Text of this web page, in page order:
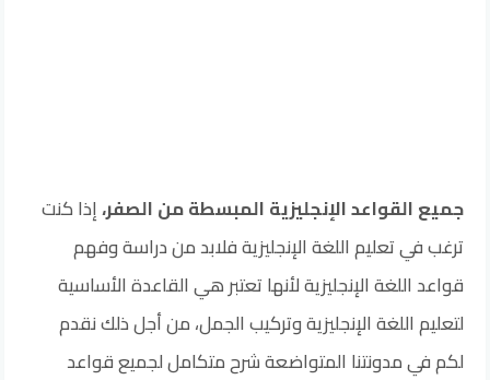
جميع القواعد الإنجليزية المبسطة من الصفر،إذا كنت
ترغب في تعليم اللغة الإنجليزية فلابد من دراسة وفهم
قواعد اللغة الإنجليزية لأنها تعتبر هي القاعدة الأساسية
لتعليم اللغة الإنجليزية وتركيب الجمل، من أجل ذلك نقدم
لكم في مدونتنا المتواضعة شرح متكامل لجميع قواعد